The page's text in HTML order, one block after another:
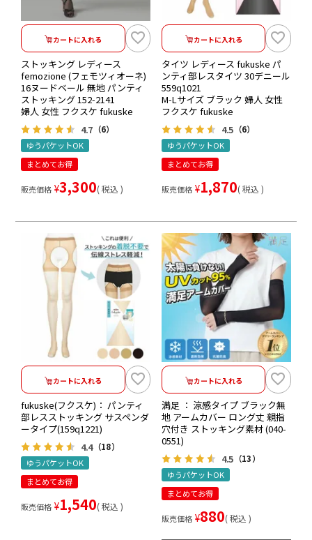
カートに入れる
ストッキング レディース
femozione (フェモツィオーネ)
16ヌードベール 無地 パンティ
ストッキング 152-2141
婦人 女性 フクスケ fukuske
4.7 （6）
ゆうパケットOK
まとめてお得
販売価格 ¥3,300 税込
カートに入れる
タイツ レディース fukuske パ
ンティ部レスタイツ 30デニール
559q1021
M-Lサイズ ブラック 婦人 女性
フクスケ fukuske
4.5 （6）
ゆうパケットOK
まとめてお得
販売価格 ¥1,870 税込
カートに入れる
fukuske(フクスケ)： パンティ
部レスストッキング サスペンダ
ータイプ(159q1221)
4.4（18）
ゆうパケットOK
まとめてお得
販売価格 ¥1,540 税込
カートに入れる
満足 ： 涼感タイプ ブラック無
地 アームカバー ロング丈 親指
穴付き ストッキング素材 (040-
0551)
4.5 （13）
ゆうパケットOK
まとめてお得
販売価格 ¥880 税込